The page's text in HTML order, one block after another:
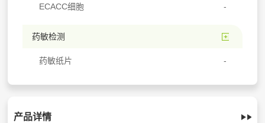
ECACC细胞
药敏检测
药敏纸片
产品详情